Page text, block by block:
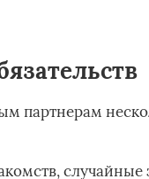
партнерам
случайные